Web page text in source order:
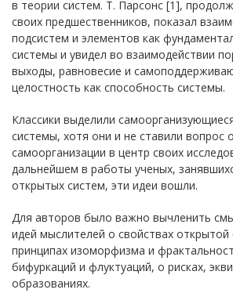
в теории систем. Т. Парсонс [1],
своих предшественников, показал
подсистем и элементов как
системы и увидел во взаимодействии
выходы, равновесие и
целостность как способность системы.
Классики выделили
системы, хотя они и не ставили вопрос
самоорганизации в центр своих
дальнейшем в работы ученых,
открытых систем, эти идеи вошли.
Для авторов было важно вычленить
идей мыслителей о свойствах
принципах изоморфизма и
бифуркаций и флуктуаций, о рисках,
образованиях.